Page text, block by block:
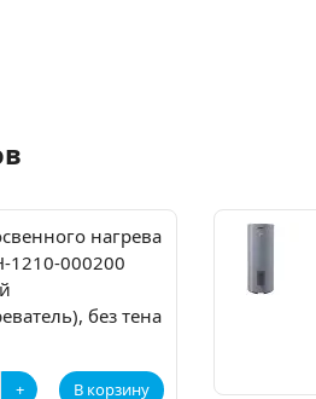
нагрева
1210-000200
без тена
+ В корзину